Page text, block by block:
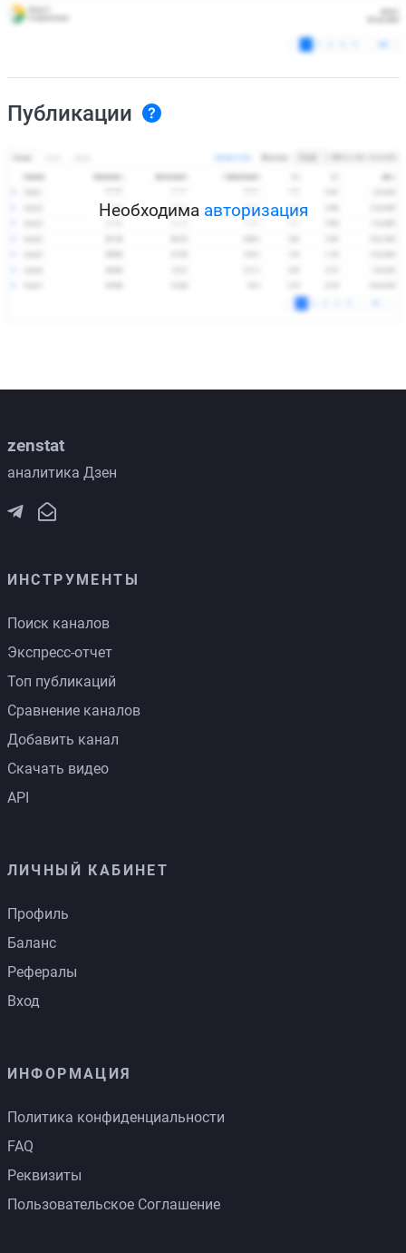
Публикации
Необходима авторизация
zenstat
аналитика Дзен
ИНСТРУМЕНТЫ
Поиск каналов
Экспресс-отчет
Топ публикаций
Сравнение каналов
Добавить канал
Скачать видео
API
ЛИЧНЫЙ КАБИНЕТ
Профиль
Баланс
Рефералы
Вход
ИНФОРМАЦИЯ
Политика конфиденциальности
FAQ
Реквизиты
Пользовательское Соглашение